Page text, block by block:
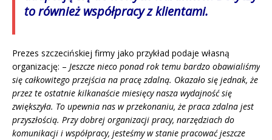
to również współpracy z klientami.
Prezes szczecińskiej firmy jako przykład podaje własną
organizację: – Jeszcze nieco ponad rok temu bardzo obawialiśmy
się całkowitego przejścia na pracę zdalną. Okazało się jednak, że
przez te ostatnie kilkanaście miesięcy nasza wydajność się
zwiększyła. To upewnia nas w przekonaniu, że praca zdalna jest
przyszłością. Przy dobrej organizacji pracy, narzędziach do
komunikacji i współpracy, jesteśmy w stanie pracować jeszcze